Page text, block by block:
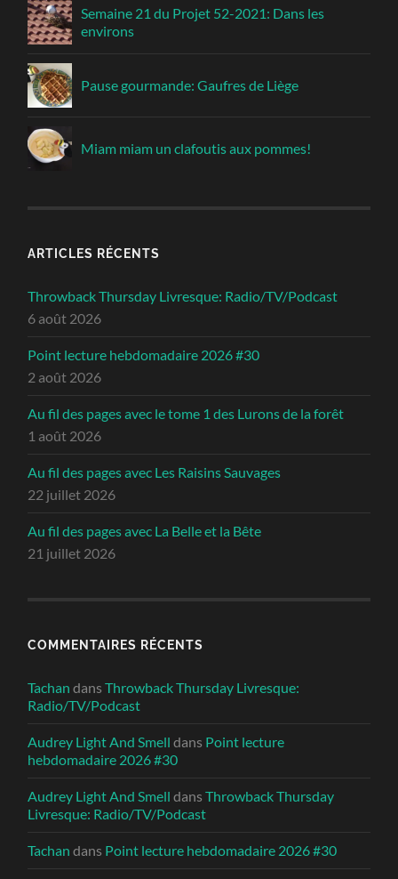
Semaine 21 du Projet 52-2021: Dans les
environs
Pause gourmande: Gaufres de Liège
Miam miam un clafoutis aux pommes!
ARTICLES RÉCENTS
Throwback Thursday Livresque: Radio/TV/Podcast
6 août 2026
Point lecture hebdomadaire 2026 #30
2 août 2026
Au fil des pages avec le tome 1 des Lurons de la forêt
1 août 2026
Au fil des pages avec Les Raisins Sauvages
22 juillet 2026
Au fil des pages avec La Belle et la Bête
21 juillet 2026
COMMENTAIRES RÉCENTS
Tachan dansThrowback Thursday Livresque:
Radio/TV/Podcast
Audrey Light And Smell dans Point lecture
hebdomadaire 2026 #30
Audrey Light And Smell dansThrowback Thursday
Livresque: Radio/TV/Podcast
Tachan dans Point lecture hebdomadaire 2026 #30